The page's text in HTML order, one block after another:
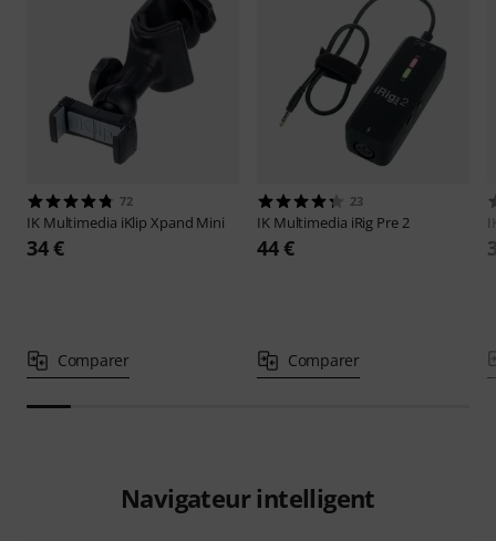
72
IK Multimedia iKlip Xpand Mini
34 €
Comparer
23
IK Multimedia iRig Pre 2
44 €
Comparer
Navigateur intelligent